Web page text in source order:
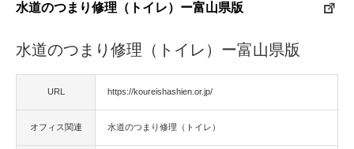
水道のつまり修理（トイレ）ー富山県版
水道のつまり修理（トイレ）ー富山県版
URL https://koureishashien.or.jp/
オフィス関連 水道のつまり修理（トイレ）